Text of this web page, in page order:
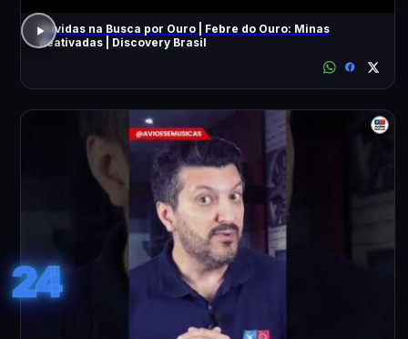
Dúvidas na Busca por Ouro | Febre do Ouro: Minas
Reativadas | Discovery Brasil
24